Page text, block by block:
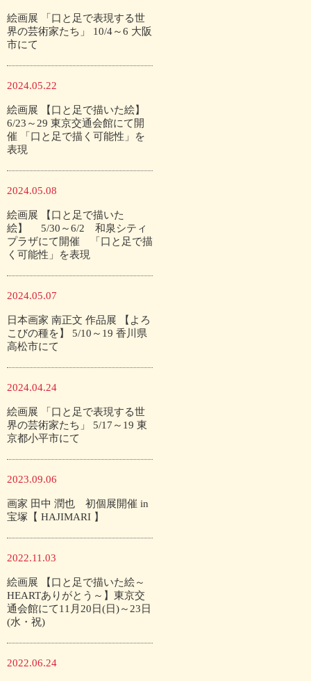
絵画展 「口と足で表現する世
界の芸術家たち」 10/4～6 大阪
市にて
2024.05.22
絵画展 【口と足で描いた絵】
6/23～29 東京交通会館にて開
催 「口と足で描く可能性」を
表現
2024.05.08
絵画展 【口と足で描いた
絵】 5/30～6/2 和泉シティ
プラザにて開催 「口と足で描
く可能性」を表現
2024.05.07
日本画家 南正文 作品展 【よろ
こびの種を】 5/10～19 香川県
高松市にて
2024.04.24
絵画展 「口と足で表現する世
界の芸術家たち」 5/17～19 東
京都小平市にて
2023.09.06
画家 田中 潤也 初個展開催 in
宝塚【 HAJIMARI 】
2022.11.03
絵画展 【口と足で描いた絵～
HEARTありがとう～】東京交
通会館にて11月20日(日)～23日
(水・祝)
2022.06.24